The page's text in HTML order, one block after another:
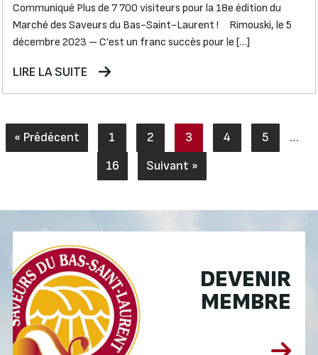
Communiqué Plus de 7 700 visiteurs pour la 18e édition du
Marché des Saveurs du Bas-Saint-Laurent ! Rimouski, le 5
décembre 2023 – C’est un franc succès pour le […]
LIRE LA SUITE
« Prédécent 1 2 3 4 5
…
16
Suivant »
DEVENIR
MEMBRE